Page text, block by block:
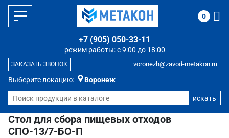
Выберите локацию: Воронеж
режим работы: с 9:00 до 18:00
+7 (905) 050-33-11
voronezh@zavod-metakon.ru
ЗАКАЗАТЬ ЗВОНОК
0
Стол для сбора пищевых отходов
СПО-13/7-БО-П